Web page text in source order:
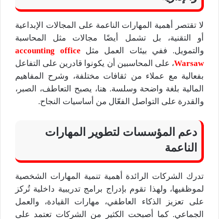
لا تقتصر أهمية المهارات الناعمة على المجالات الإبداعية
أو التقنية، بل تشمل أيضًا مجالات مثل المحاسبة
والتمويل. ففي بيئات العمل مثل accounting office
Warsaw، على المحاسبين أن يكونوا قادرين على التفاعل
بفعالية مع عملاء من ثقافات مختلفة، وشرح المفاهيم
المالية بلغة واضحة وسلسة. هنا، يصبح التعاطف، الصبر،
والقدرة على التواصل الفعّال من أساسيات النجاح.
دعم المؤسسات لتطوير المهارات
الناعمة
تدرك الشركات الرائدة أهمية تنمية المهارات الشخصية
لموظفيها، ولهذا تقوم بإدراج برامج تدريبية داخلية تُركز
على تعزيز الذكاء العاطفي، مهارات القيادة، والعمل
الجماعي. كما أصبحت الكثير من الشركات تعتمد على